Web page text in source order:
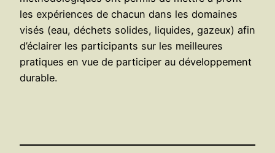
les expériences de chacun dans les domaines
visés (eau, déchets solides, liquides, gazeux) afin
d’éclairer les participants sur les meilleures
pratiques en vue de participer au développement
durable.